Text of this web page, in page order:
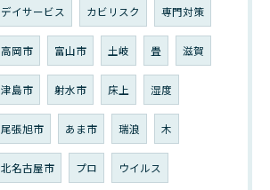
デイサービス カビリスク 専門対策
高岡市 富山市 土岐 畳 滋賀
津島市 射水市 床上 湿度
尾張旭市 あま市 瑞浪 木
北名古屋市 プロ ウイルス